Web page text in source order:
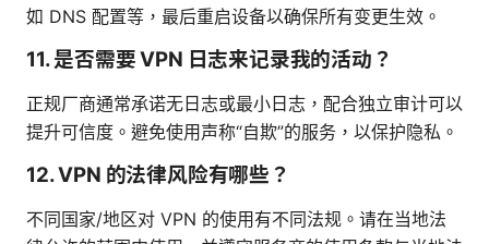
如 DNS 配置等，最后重启设备以确保所有变更生效。
11. 是否需要 VPN 日志来记录我的活动？
正规厂商通常承诺无日志或最小日志，配合独立审计可以
提升可信度。避免使用声称“自欺”的服务，以保护隐私。
12. VPN 的法律风险有哪些？
不同国家/地区对 VPN 的使用有不同法规。请在当地法